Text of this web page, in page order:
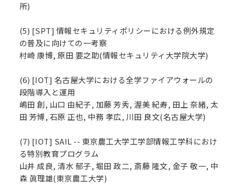
所)
(5) [SPT] 情報セキュリティポリシーにおける例外規定
の普及に向けての一考察
村崎 康博, 原田 要之助(情報セキュリティ大学院大学)
(6) [IOT] 名古屋大学における全学ファイアウォールの
段階導入と運用
嶋田 創, 山口 由紀子, 加藤 芳秀, 渥美 紀寿, 田上 奈緒, 太
田 芳博, 石原 正也, 中務 孝広, 川田 良文(名古屋大学)
(7) [IOT] SAIL -- 東京農工大学工学部情報工学科におけ
る特別教育プログラム
山井 成良, 清水 郁子, 堀田 政二, 斎藤 隆文, 金子 敬一, 中
森 眞理雄(東京農工大学)